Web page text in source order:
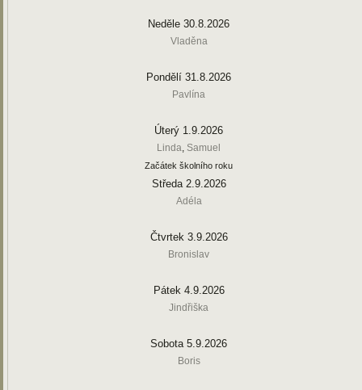
Neděle 30.8.2026
Vladěna
Pondělí 31.8.2026
Pavlína
Úterý 1.9.2026
Linda, Samuel
Začátek školního roku
Středa 2.9.2026
Adéla
Čtvrtek 3.9.2026
Bronislav
Pátek 4.9.2026
Jindřiška
Sobota 5.9.2026
Boris